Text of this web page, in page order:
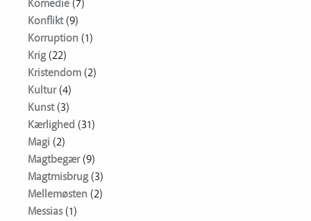
Komedie (7)
Konflikt(9)
Korruption (1)
Krig(22)
Kristendom (2)
Kultur(4)
Kunst(3)
Kærlighed (31)
Magi (2)
Magtbegær(9)
Magtmisbrug(3)
Mellemøsten (2)
Messias(1)